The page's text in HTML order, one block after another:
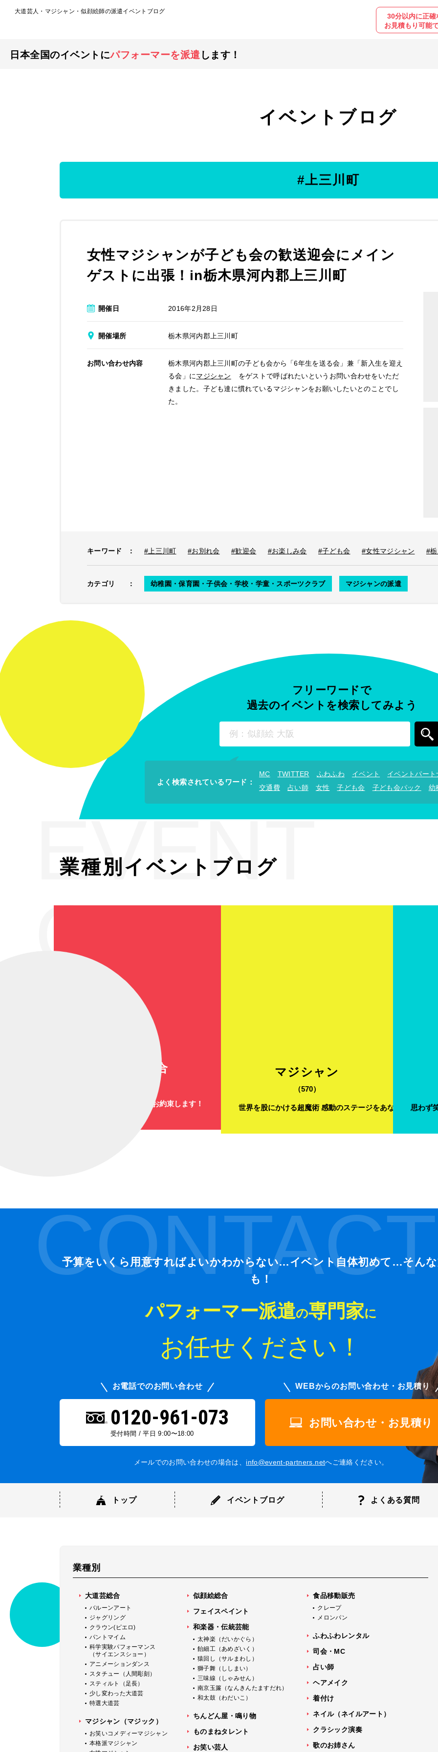
大道芸人・マジシャン・似顔絵師の派遣イベントブログ
30分以内に正確
お見積もり可能
日本全国のイベントにパフォーマーを派遣 します！
イベントブログ
#上三川町
女性マジシャンが子ども会の歓送迎会にメイン
ゲストに出張！in栃木県河内郡上三川町
開催日 2016年2月28日
開催場所 栃木県河内郡上三川町
お問い合わせ内容
栃木県河内郡上三川町の子ども会から「6年生を送る会」兼「新入生を迎え
る会」にマジシャン
をゲストで呼ばれたいというお問い合わせをいただ
きました。子ども達に慣れているマジシャンをお願いしたいとのことでし
た。
キーワード ： #上三川町 #お別れ会 #歓迎会 #お楽しみ会 #子ども会 #女性マジシャン #
カテゴリ ： 幼稚園・保育園・子供会・学校・学童・スポーツクラブ マジシャンの派遣
フリーワードで
過去のイベントを検索してみよう
よく検索されているワード ：
MC TWITTER ふわふわ イベント
イベントパート
交通費
占い師 女性 子ども会 子ども会パック 幼
EVENT
GENRE
業種別イベントブログ
大道芸総合
爆笑と感動のステージをお約束します！
マジシャン
（570）
世界を股にかける超魔術 感動のステージをあなたの元に届
思わず
CONTACT
予算をいくら用意すればよいかわからない…イベント自体初めて…そん
も！
パフォーマー派遣の専門家に
お任せください！
お電話でのお問い合わせ
0120-961-073
受付時間 / 平日 9:00〜18:00
WEBからのお問い合わせ・お見積り
お問い合わせ・お見積り
メールでのお問い合わせの場合は、 info@event-partners.netへご連絡ください。
トップ イベントブログ よくある質問
業種別
大道芸総合
バルーンアート
ジャグリング
クラウン(ピエロ)
パントマイム
科学実験パフォーマンス
（サイエンスショー）
アニメーションダンス
スタチュー（人間彫刻）
スティルト（足長）
少し変わった大道芸
特選大道芸
マジシャン（マジック）
お笑いコメディーマジシャン
本格派マジシャン
似顔絵総合
フェイスペイント
和楽器・伝統芸能
太神楽（だいかぐら）
飴細工（あめざいく）
猿回し（サルまわし）
獅子舞（ししまい）
三味線（しゃみせん）
南京玉簾（なんきんたますだれ）
和太鼓（わだいこ）
ちんどん屋・鳴り物
ものまねタレント
お笑い芸人
食品移動販売
クレープ
メロンパン
ふわふわレンタル
司会・MC
占い師
ヘアメイク
着付け
ネイル（ネイルアート）
クラシック演奏
歌のお姉さん